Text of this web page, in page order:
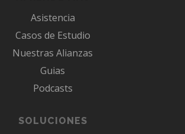
Asistencia
Casos de Estudio
Nuestras Alianzas
Guias
Podcasts
SOLUCIONES